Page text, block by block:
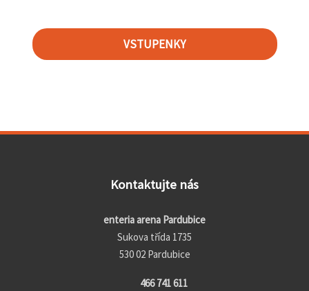
VSTUPENKY
Kontaktujte nás
enteria arena Pardubice
Sukova třída 1735
530 02 Pardubice
466 741 611